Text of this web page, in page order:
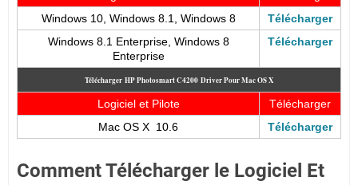
Windows 10, Windows 8.1, Windows 8
Télécharger
Windows 8.1 Enterprise, Windows 8
Enterprise
Télécharger
Télécharger HP Photosmart C4200 Driver Pour Mac OS X
Logiciel et Pilote
Télécharger
Mac OS X 10.6
Télécharger
Comment Télécharger le Logiciel Et